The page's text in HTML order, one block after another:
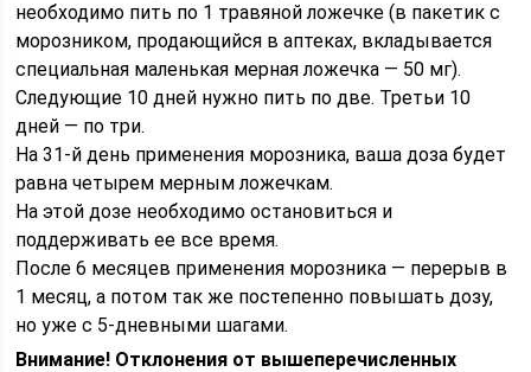
необходимо пить по 1 травяной ложечке (в пакетик с
морозником, продающийся в аптеках, вкладывается
специальная маленькая мерная ложечка — 50 мг).
Следующие 10 дней нужно пить по две. Третьи 10
дней — по три.
На 31-й день применения морозника, ваша доза будет
равна четырем мерным ложечкам.
На этой дозе необходимо остановиться и
поддерживать ее все время.
После 6 месяцев применения морозника — перерыв в
1 месяц, а потом так же постепенно повышать дозу,
но уже с 5-дневными шагами.
Внимание! Отклонения от вышеперечисленных